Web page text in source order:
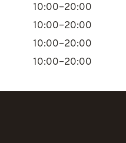
10:00–20:00
10:00–20:00
10:00–20:00
10:00–20:00